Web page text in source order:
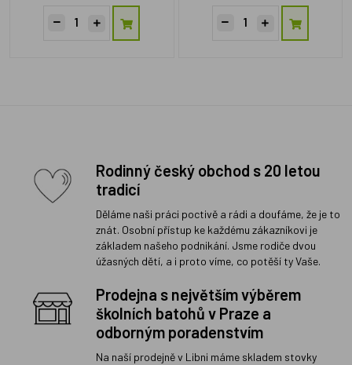
Rodinný český obchod s 20 letou
tradicí
Děláme naši práci poctivě a rádi a doufáme, že je to
znát. Osobní přístup ke každému zákazníkovi je
základem našeho podnikání. Jsme rodiče dvou
úžasných dětí, a i proto víme, co potěší ty Vaše.
Prodejna s největším výběrem
školních batohů v Praze a
odborným poradenstvím
Na naší prodejně v Libni máme skladem stovky